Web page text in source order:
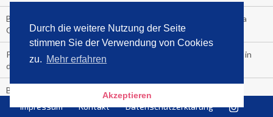
Durch die weitere Nutzung der Seite
stimmen Sie der Verwendung von Cookies
zu. Mehr erfahren
Akzeptieren
Börsenverein und MVB verlängern vorzeitig Verträge mit Media
Control bis 2024
PocketBook, Ceebo und Umbreit bringen Hörbuch-Downloads in
die Cloud
Bella Bella
#1-Bestseller: "Das ist Alpha!" von Kollegah
Impressum Kontakt Datenschutzerklärung